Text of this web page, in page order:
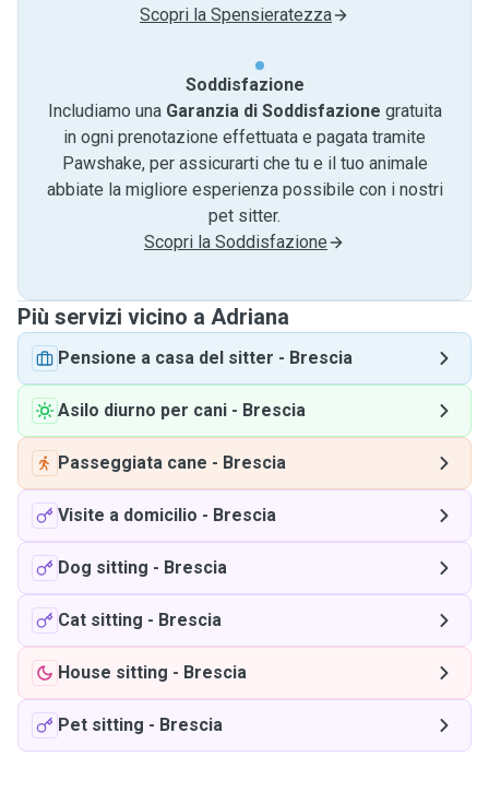
Scopri la Spensieratezza
Soddisfazione
Includiamo una Garanzia di Soddisfazione gratuita
in ogni prenotazione effettuata e pagata tramite
Pawshake, per assicurarti che tu e il tuo animale
abbiate la migliore esperienza possibile con i nostri
pet sitter.
Scopri la Soddisfazione
Più servizi vicino a Adriana
Pensione a casa del sitter - Brescia
Asilo diurno per cani - Brescia
Passeggiata cane - Brescia
Visite a domicilio - Brescia
Dog sitting - Brescia
Cat sitting - Brescia
House sitting - Brescia
Pet sitting - Brescia